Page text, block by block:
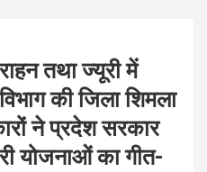
तथा ज्यूरी में
की जिला शिमला
ने प्रदेश सरकार
योजनाओं का गीत-